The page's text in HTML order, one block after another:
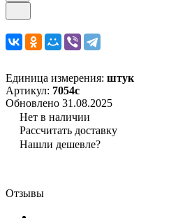
Единица измерения: штук
Артикул: 7054c
Обновлено 31.08.2025
Нет в наличии
Рассчитать доставку
Нашли дешевле?
Отзывы